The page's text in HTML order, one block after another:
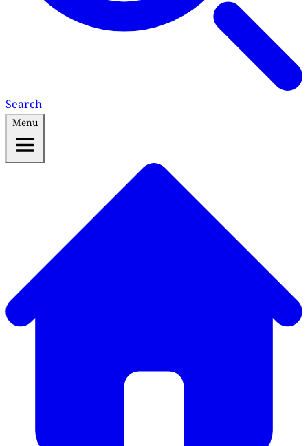
Search
Menu